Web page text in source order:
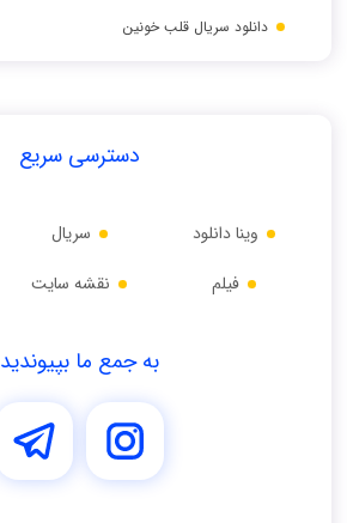
دانلود سریال قلب خونین
دسترسی سریع
وینا دانلود
فیلم
سریال
نقشه سایت
به جمع ما بپیوندید